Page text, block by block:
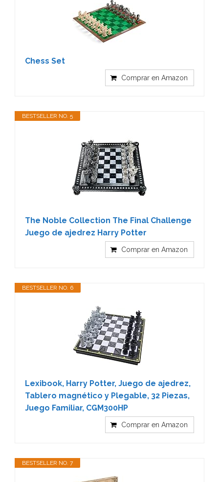
Chess Set
Comprar en Amazon
BESTSELLER NO. 5
The Noble Collection The Final Challenge
Juego de ajedrez Harry Potter
Comprar en Amazon
BESTSELLER NO. 6
Lexibook, Harry Potter, Juego de ajedrez,
Tablero magnético y Plegable, 32 Piezas,
Juego Familiar, CGM300HP
Comprar en Amazon
BESTSELLER NO. 7